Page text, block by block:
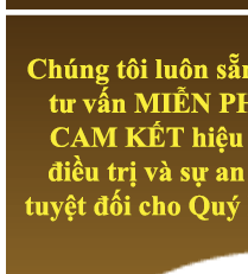
Braindumpsof the pro. The
Braindumps a replica of Lin